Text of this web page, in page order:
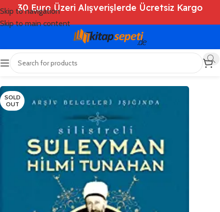
Skip to navigation
Skip to main content
30 Euro Üzeri Alışverişlerde Ücretsiz Kargo
Ana Sayfa Shop
SOLD
OUT